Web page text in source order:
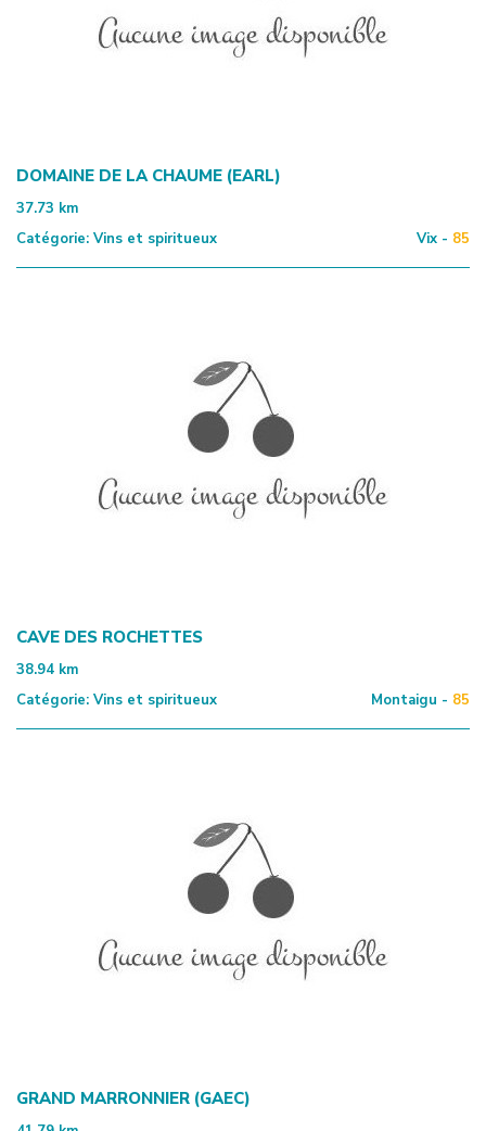
DOMAINE DE LA CHAUME (EARL)
37.73 km
Catégorie: Vins et spiritueux Vix - 85
CAVE DES ROCHETTES
38.94 km
Catégorie: Vins et spiritueux Montaigu - 85
GRAND MARRONNIER (GAEC)